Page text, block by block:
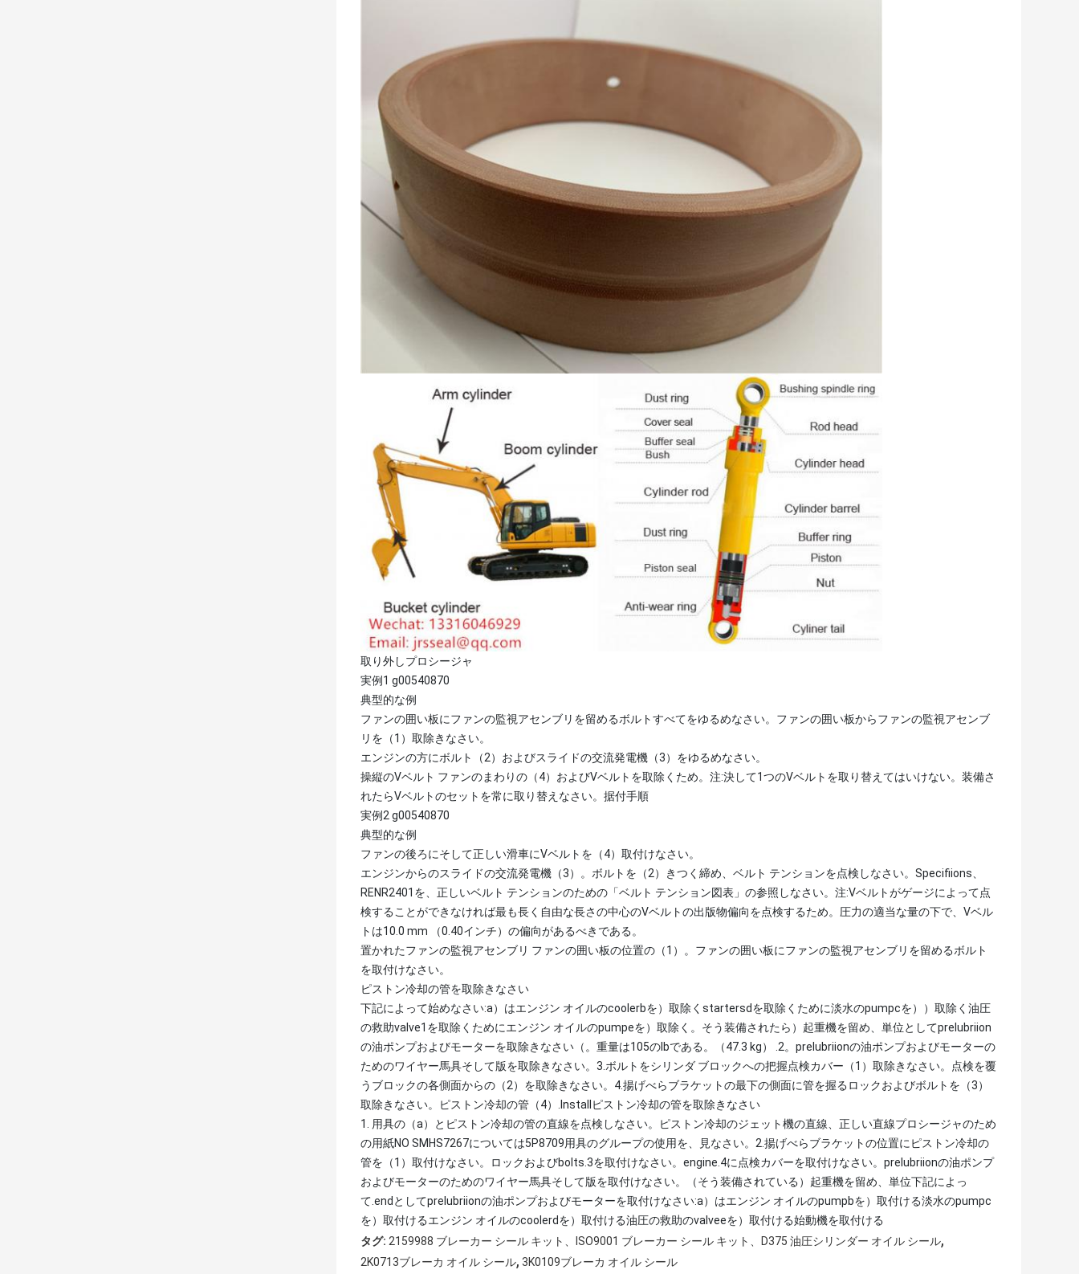
取り外しプロシージャ
実例1 g00540870
典型的な例
ファンの囲い板にファンの監視アセンブリを留めるボルトすべてをゆるめなさい。ファンの囲い板からファンの監視アセンブ
リを（1）取除きなさい。
エンジンの方にボルト（2）およびスライドの交流発電機（3）をゆるめなさい。
操縦のVベルト ファンのまわりの（4）およびVベルトを取除くため。注:決して1つのVベルトを取り替えてはいけない。装備さ
れたらVベルトのセットを常に取り替えなさい。据付手順
実例2 g00540870
典型的な例
ファンの後ろにそして正しい滑車にVベルトを（4）取付けなさい。
エンジンからのスライドの交流発電機（3）。ボルトを（2）きつく締め、ベルト テンションを点検しなさい。Specifiions、
RENR2401を、正しいベルト テンションのための「ベルト テンション図表」の参照しなさい。注:Vベルトがゲージによって点
検することができなければ最も長く自由な長さの中心のVベルトの出版物偏向を点検するため。圧力の適当な量の下で、Vベル
トは10.0 mm （0.40インチ）の偏向があるべきである。
置かれたファンの監視アセンブリ ファンの囲い板の位置の（1）。ファンの囲い板にファンの監視アセンブリを留めるボルト
を取付けなさい。
ピストン冷却の管を取除きなさい
下記によって始めなさい:a）はエンジン オイルのcoolerbを）取除くstartersdを取除くために淡水のpumpcを））取除く油圧
の救助valve1を取除くためにエンジン オイルのpumpeを）取除く。そう装備されたら）起重機を留め、単位としてprelubriion
の油ポンプおよびモーターを取除きなさい（。重量は105のlbである。（47.3 kg） .2。prelubriionの油ポンプおよびモーターの
ためのワイヤー馬具そして版を取除きなさい。3.ボルトをシリンダ ブロックへの把握点検カバー（1）取除きなさい。点検を覆
うブロックの各側面からの（2）を取除きなさい。4.揚げべらブラケットの最下の側面に管を握るロックおよびボルトを（3）
取除きなさい。ピストン冷却の管（4）.Installピストン冷却の管を取除きなさい
1. 用具の（a）とピストン冷却の管の直線を点検しなさい。ピストン冷却のジェット機の直線、正しい直線プロシージャのため
の用紙NO SMHS7267については5P8709用具のグループの使用を、見なさい。2.揚げべらブラケットの位置にピストン冷却の
管を（1）取付けなさい。ロックおよびbolts.3を取付けなさい。engine.4に点検カバーを取付けなさい。prelubriionの油ポンプ
およびモーターのためのワイヤー馬具そして版を取付けなさい。（そう装備されている）起重機を留め、単位下記によっ
て.endとしてprelubriionの油ポンプおよびモーターを取付けなさい:a）はエンジン オイルのpumpbを）取付ける淡水のpumpc
を）取付けるエンジン オイルのcoolerdを）取付ける油圧の救助のvalveeを）取付ける始動機を取付ける
タグ: 2159988 ブレーカー シール キット、ISO9001 ブレーカー シール キット、D375 油圧シリンダー オイル シール,
2K0713ブレーカ オイル シール, 3K0109ブレーカ オイル シール